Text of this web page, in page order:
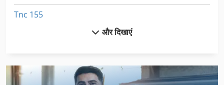
Tnc 155
उपकरण कैसेट
और दिखाएं